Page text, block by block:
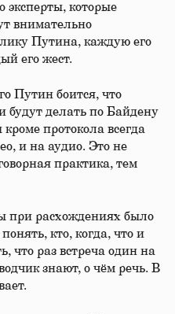
эксперты, которые
внимательно
Путина, каждую его
его жест.
Путин боится, что
будут делать по Байдену
протокола всегда
и на аудио. Это не
практика, тем
при расхождениях было
кто, когда, что и
что раз встреча один на
знают, о чём речь. В